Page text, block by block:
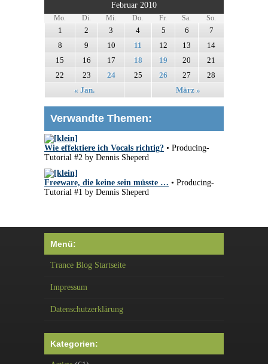
Februar 2010
Mo. Di. Mi. Do. Fr. Sa. So.
« Jan. März »
1 2 3 4 5 6
7
8
9 10 11 12 13
14
15
16 17 18 19 20
21
22
23 24 25 26 27 28
Verwandte Themen:
Wie effektiere ich Vocals richtig? • Producing-
Tutorial #2 by Dennis Sheperd
Freeware, die keine sein müsste … • Producing-
Tutorial #1 by Dennis Sheperd
Menü:
Trance Blog Startseite
Impressum
Datenschutzerklärung
Kategorien: